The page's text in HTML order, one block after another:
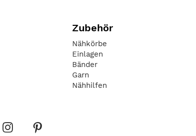
Zubehör
Nähkörbe
Einlagen
Bänder
Garn
Nähhilfen